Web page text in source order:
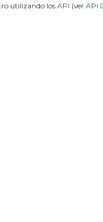
utilizando los API (ver API